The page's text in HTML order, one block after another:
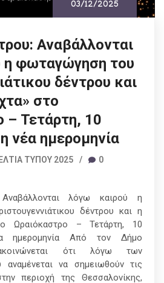
03/12/2025
Αναβάλλονται
η φωταγώγηση του
δέντρου και
στο
– Τετάρτη, 10
νέα ημερομηνία
ΤΎΠΟΥ 2025 /
0
λόγω καιρού η
δέντρου και η
Ωραιόκαστρο – Τετάρτη, 10
ημερομηνία Από τον Δήμο
ότι λόγω των
να σημειωθούν τις
περιοχή της Θεσσαλονίκης,